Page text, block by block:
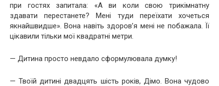
при гостях запитала: «А ви коли свою трикімнатну
здавати перестанете? Мені туди переїхати хочеться
якнайшвидше». Вона навіть здоров’я мені не побажала. Її
цікавили тільки мої квадратні метри.
— Дитина просто невдало сформулювала думку!
— Твоїй дитині двадцять шість років, Дімо. Вона чудово